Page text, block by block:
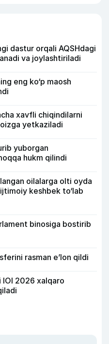
dastur orqali AQSHdagi
va joylashtiriladi
eng ko‘p maosh
xavfli chiqindilarni
yetkaziladi
yuborgan
hukm qilindi
oilalarga olti oyda
keshbek to‘lab
binosiga bostirib
rasman e’lon qildi
2026 xalqaro